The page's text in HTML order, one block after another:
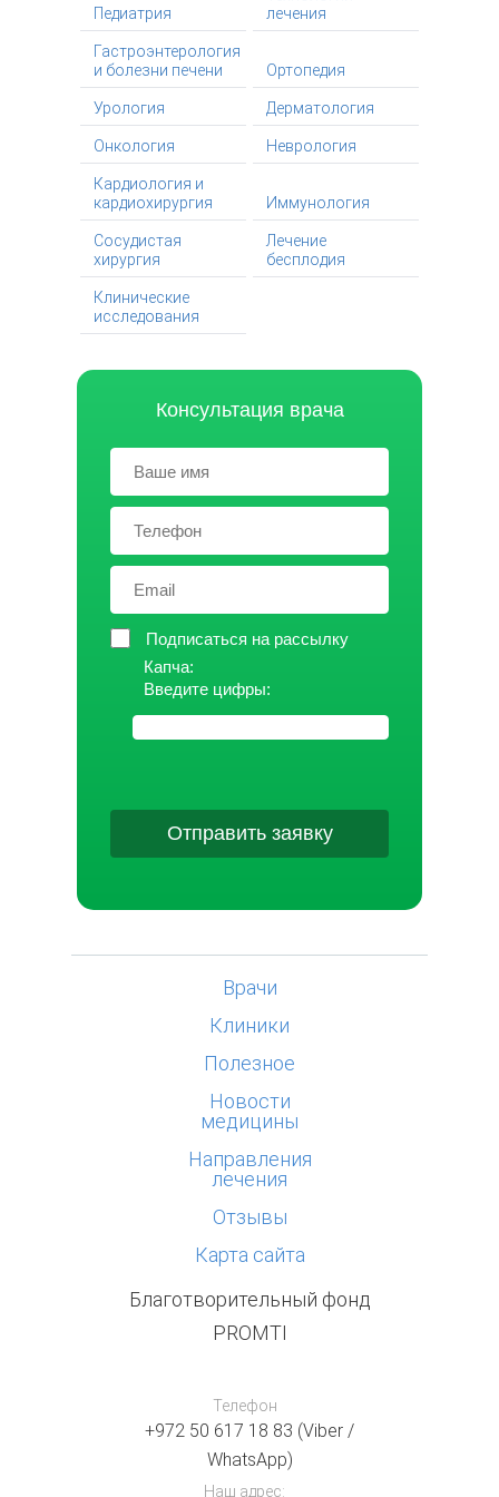
Педиатрия
лечения
Гастроэнтерология
и болезни печени
Ортопедия
Урология Дерматология
Онкология Неврология
Кардиология и
кардиохирургия
Иммунология
Сосудистая
хирургия
Лечение
бесплодия
Клинические
исследования
Консультация врача
Подписаться на рассылку
Капча:
Введите цифры:
Отправить заявку
Телефон
+972 50 617 18 83 (Viber /
WhatsApp)
Наш адрес:
Врачи
Клиники
Полезное
Новости
медицины
Направления
лечения
Отзывы
Карта сайта
Благотворительный фонд
PROMTI